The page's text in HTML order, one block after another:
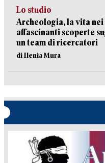
Lo studio
Archeologia, la vita nei
affascinanti scoperte
un team di ricercatori
di Ilenia Mura